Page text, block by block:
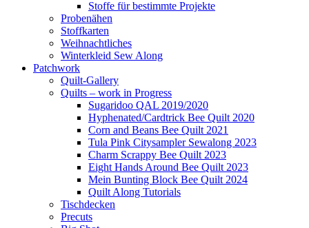
Stoffe für bestimmte Projekte
Probenähen
Stoffkarten
Weihnachtliches
Winterkleid Sew Along
Patchwork
Quilt-Gallery
Quilts – work in Progress
Sugaridoo QAL 2019/2020
Hyphenated/Cardtrick Bee Quilt 2020
Corn and Beans Bee Quilt 2021
Tula Pink Citysampler Sewalong 2023
Charm Scrappy Bee Quilt 2023
Eight Hands Around Bee Quilt 2023
Mein Bunting Block Bee Quilt 2024
Quilt Along Tutorials
Tischdecken
Precuts